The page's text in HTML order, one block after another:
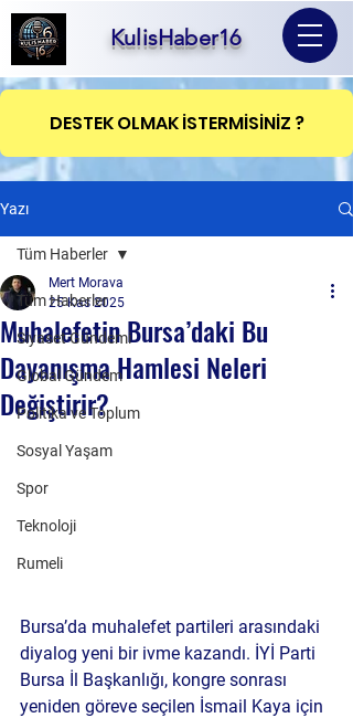
KulisHaber16
DESTEK OLMAK İSTERMİSİNİZ ?
Yazı
Tüm Haberler
Siyaset Gündemi
Global Gündem
Politika ve Toplum
Sosyal Yaşam
Spor
Teknoloji
Rumeli
Tüm Haberler
Muhalefetin Bursa’daki Bu
Dayanışma Hamlesi Neleri
Değiştirir?
Mert Morava
25 Kas 2025
Bursa’da muhalefet partileri arasındaki
diyalog yeni bir ivme kazandı. İYİ Parti
Bursa İl Başkanlığı, kongre sonrası
yeniden göreve seçilen İsmail Kaya için